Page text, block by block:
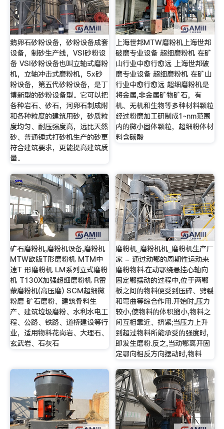
鹅卵石砂粉设备，砂粉设备成套
设备，制砂生产线，VSI砂粉设
备 VSI砂粉设备也叫立轴式磨粉
机，立轴冲击式磨粉机，5x砂
粉设备，第五代砂粉设备，是丁
博新型的砂粉设备型。它可以把
各种岩石、砂石，河卵石制成附
和各种粒度的建筑用砂，砂质粒
度均匀、耐压强度高，远比天然
砂、普通锤式打砂机生产的砂更
符合建筑要求，更能提高建筑质
量。
上海世邦MTW磨粉机上海世邦
破磨专业设备 超细磨粉机 在矿
山行业中愈行愈远 上海世邦破
磨专业设备 超细磨粉机 在矿山
行业中愈行愈远 超细磨粉机是
将金属,非金属矿物矿石，有
机、无机和生物等多种材料颗粒
经过粉磨加工研制成1~nm范围
内的微小固体颗粒，超细粉体材
料含碳酸
矿石磨粉机,磨粉机设备,磨粉机
MTW欧版T形磨粉机 MTM中
速T 形磨粉机 LM系列立式磨粉
机 T130X加强超细磨粉机 R雷
蒙磨粉机(高压磨) SCM超细微
粉磨 矿石磨粉、建筑骨料生
产、建筑垃圾磨粉、水利水电工
程、公路、铁路、道桥建设等行
业，适用物料花岗岩、大理石、
玄武岩、石灰石
磨粉机_磨粉机机_磨粉机生产厂
家 - 通过动鄂的周期性运动来
磨粉物料.在动鄂绕悬挂心轴向
固定鄂摆动的过程中,位于两鄂
板之间的物料便受到压碎、劈裂
和弯曲等综合作用.开始时,压力
较小,使物料的体积缩小,物料之
间互相靠近、挤紧;当压力上升
到超过物料所能承受的强度时,
即发生磨粉.反之,当动鄂离开固
定鄂向相反方向摆动时,物料